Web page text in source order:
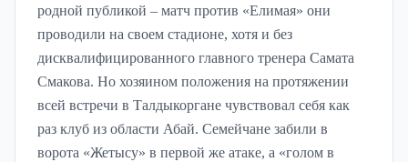
родной публикой – матч против «Елимая» они
проводили на своем стадионе, хотя и без
дисквалифицированного главного тренера Самата
Смакова. Но хозяином положения на протяжении
всей встречи в Талдыкоргане чувствовал себя как
раз клуб из области Абай. Семейчане забили в
ворота «Жетысу» в первой же атаке, а «голом в